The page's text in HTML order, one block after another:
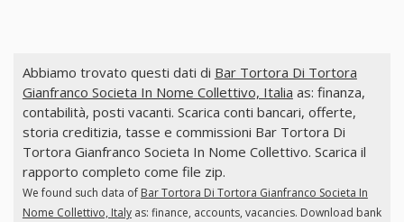
Abbiamo trovato questi dati di Bar Tortora Di Tortora
Gianfranco Societa In Nome Collettivo, Italia as: finanza,
contabilità, posti vacanti. Scarica conti bancari, offerte,
storia creditizia, tasse e commissioni Bar Tortora Di
Tortora Gianfranco Societa In Nome Collettivo. Scarica il
rapporto completo come file zip.
We found such data of Bar Tortora Di Tortora Gianfranco Societa In
Nome Collettivo, Italyas: finance, accounts, vacancies. Download bank